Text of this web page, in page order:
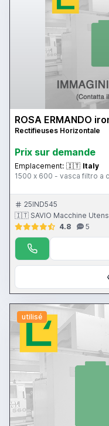
ROSA ERMANDO
Rectifieuses Horizontale
Prix ​​sur demande
Emplacement: 🇮🇹 Italy
1500 x 600 - vasca filtro a
25IND545
🇮🇹 SAVIO Macchine
4.8
5
utilisé